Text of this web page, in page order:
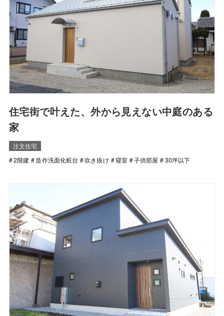
住宅街で叶えた、外から見えない中庭のある
家
注文住宅
2階建
造作洗面化粧台 吹き抜け 寝室 子供部屋 30坪以下